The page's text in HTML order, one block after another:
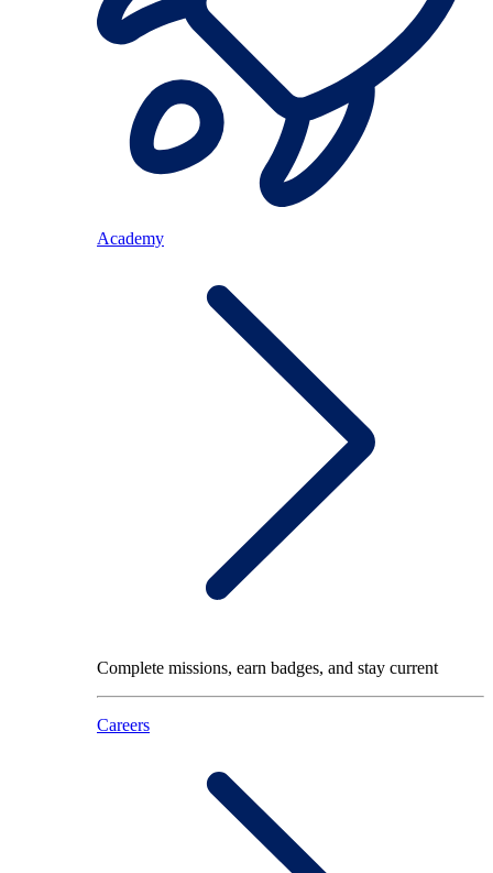
Academy
Complete missions, earn badges, and stay current
Careers